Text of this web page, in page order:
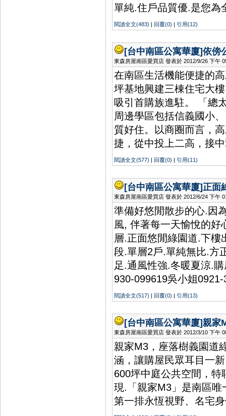
單純.住戶品質優.是您為
閱讀全文(483) | 回覆(0) | 引用(12)
[台中南區公寓華廈]依傍
東森房屋南區愛買店 發表於 2012/9/26 下午
在南區生活機能便捷的
坪基地興建三棟住宅大
吸引首購族進駐。 「總
周邊學區包括信義國小
質好住。以商圈而言，
捷，從中投上二高，接
閱讀全文(577) | 回覆(0) | 引用(11)
[台中南區公寓華廈]正面
東森房屋南區愛買店 發表於 2012/6/24 下午
準備好悠閒散步的心.因
風, 伴著每一天愉悅的好
層.正面悠閒綠園道.下樓
段.單層2戶.單純無比.方
足.通風性強.冬暖夏涼.
930-099619吳小姐0921-
閱讀全文(517) | 回覆(0) | 引用(13)
[台中南區公寓華廈]親家
東森房屋南區愛買店 發表於 2012/3/10 下午
親家M3，座落樹義園道
涵，讓購屋民眾耳目一
600坪中庭公共空間，
現.「親家M3」是南區
第一排永恆視野、名宅